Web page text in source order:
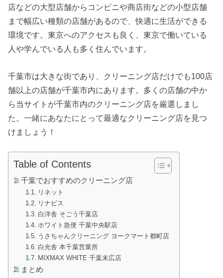
店などの大型店舗からコンビニや商店街などの小型店舗
まで幅広い種類の店舗があるので、快適に生活ができる
環境です。東京へのアクセスも良く、東京で働いている
人や学んでいる人も多く住んでいます。
千葉市は大きな街であり、クリーニング店だけでも100店
舗以上の店舗が千葉市内にあります。多くの店舗の中か
ら当サイトが千葉市内のクリーニング店を厳選しまし
た。一緒にあなたにとって最適なクリーニング店を見つ
けましょう！
Table of Contents
千葉でおすすめのクリーニング店
リネット
リナビス
白洋舎 そごう千葉店
ホワイト急便 千葉中央駅店
うさちゃんクリーニング ヨークマート都町店
白光舎 本千葉営業所
MIXMAX WHITE 千葉末広店
まとめ